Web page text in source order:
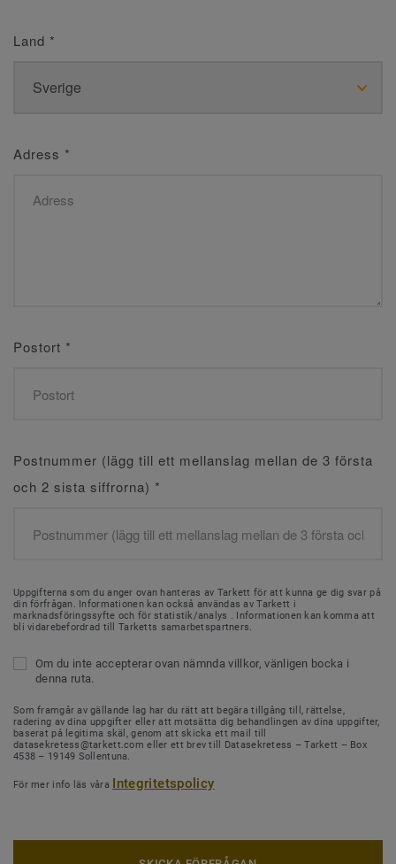
Land *
Adress *
Postort *
Postnummer (lägg till ett mellanslag mellan de 3 första
och 2 sista siffrorna) *
Uppgifterna som du anger ovan hanteras av Tarkett för att kunna ge dig svar på
din förfrågan. Informationen kan också användas av Tarkett i
marknadsföringssyfte och för statistik/analys . Informationen kan komma att
bli vidarebefordrad till Tarketts samarbetspartners.
Om du inte accepterar ovan nämnda villkor, vänligen bocka i
denna ruta.
Som framgår av gällande lag har du rätt att begära tillgång till, rättelse,
radering av dina uppgifter eller att motsätta dig behandlingen av dina uppgifter,
baserat på legitima skäl, genom att skicka ett mail till
datasekretess@tarkett.com eller ett brev till Datasekretess – Tarkett – Box
4538 – 19149 Sollentuna.
För mer info läs våra Integritetspolicy